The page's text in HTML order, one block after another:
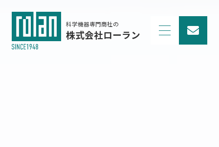
科学機器専門商社の
株式会社ローラン